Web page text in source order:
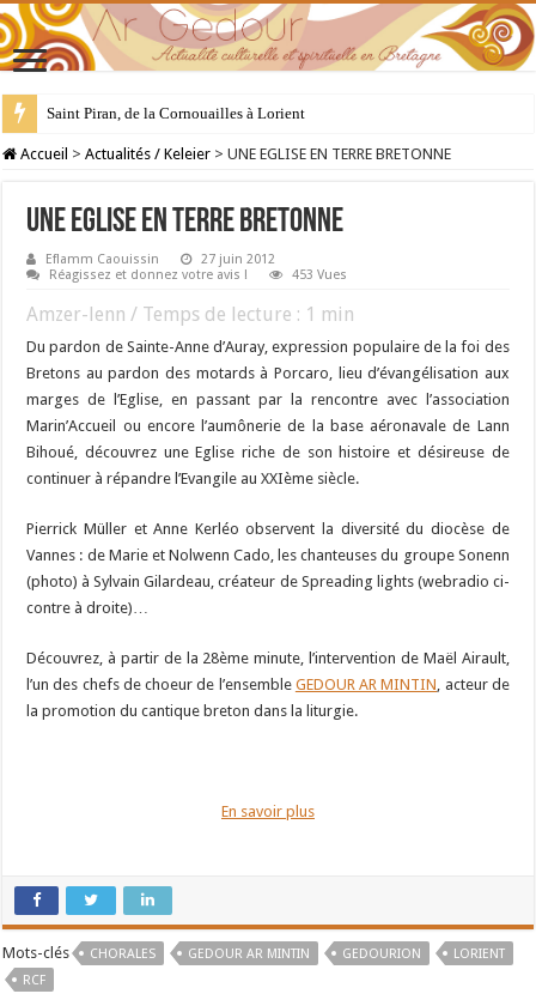
Saint Piran, de la Cornouailles à Lorient
28 juillet : Saint Samson de Dol, père de la Bretagne chrétienne
Accueil > Actualités / Keleier > UNE EGLISE EN TERRE BRETONNE
UNE EGLISE EN TERRE BRETONNE
Eflamm Caouissin
27 juin 2012
Réagissez et donnez votre avis !
453 Vues
Amzer-lenn / Temps de lecture : 1 min
Du pardon de Sainte-Anne d’Auray, expression populaire de la foi des
Bretons au pardon des motards à Porcaro, lieu d’évangélisation aux
marges de l’Eglise, en passant par la rencontre avec l’association
Marin’Accueil ou encore l’aumônerie de la base aéronavale de Lann
Bihoué, découvrez une Eglise riche de son histoire et désireuse de
continuer à répandre l’Evangile au XXIème siècle.
Pierrick Müller et Anne Kerléo observent la diversité du diocèse de
Vannes : de Marie et Nolwenn Cado, les chanteuses du groupe Sonenn
(photo) à Sylvain Gilardeau, créateur de Spreading lights (webradio ci-
contre à droite)…
Découvrez, à partir de la 28ème minute, l’intervention de Maël Airault,
l’un des chefs de choeur de l’ensemble GEDOUR AR MINTIN , acteur de
la promotion du cantique breton dans la liturgie.
En savoir plus
Mots-clés CHORALES GEDOUR AR MINTIN GEDOURION
LORIENT
RCF